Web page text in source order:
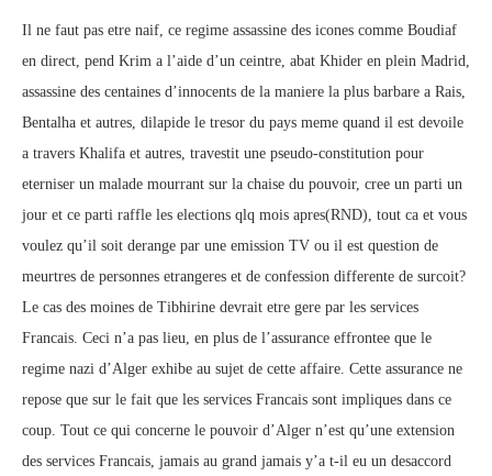
Il ne faut pas etre naif, ce regime assassine des icones comme Boudiaf
en direct, pend Krim a l’aide d’un ceintre, abat Khider en plein Madrid,
assassine des centaines d’innocents de la maniere la plus barbare a Rais,
Bentalha et autres, dilapide le tresor du pays meme quand il est devoile
a travers Khalifa et autres, travestit une pseudo-constitution pour
eterniser un malade mourrant sur la chaise du pouvoir, cree un parti un
jour et ce parti raffle les elections qlq mois apres(RND), tout ca et vous
voulez qu’il soit derange par une emission TV ou il est question de
meurtres de personnes etrangeres et de confession differente de surcoit?
Le cas des moines de Tibhirine devrait etre gere par les services
Francais. Ceci n’a pas lieu, en plus de l’assurance effrontee que le
regime nazi d’Alger exhibe au sujet de cette affaire. Cette assurance ne
repose que sur le fait que les services Francais sont impliques dans ce
coup. Tout ce qui concerne le pouvoir d’Alger n’est qu’une extension
des services Francais, jamais au grand jamais y’a t-il eu un desaccord